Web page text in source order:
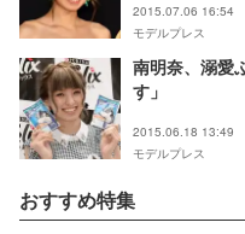
2015.07.06 16:54
モデルプレス
南明奈、溺愛
す」
2015.06.18 13:49
モデルプレス
おすすめ特集